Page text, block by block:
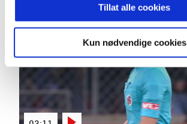
Tillat alle cookies
Kun nødvendige cookies